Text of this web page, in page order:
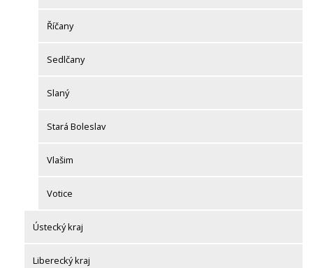
Říčany
Sedlčany
Slaný
Stará Boleslav
Vlašim
Votice
Ústecký kraj
Liberecký kraj